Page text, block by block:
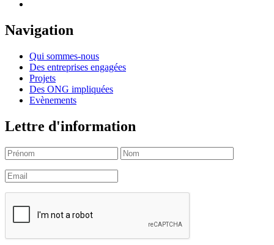
Navigation
Qui sommes-nous
Des entreprises engagées
Projets
Des ONG impliquées
Evènements
Lettre d'information